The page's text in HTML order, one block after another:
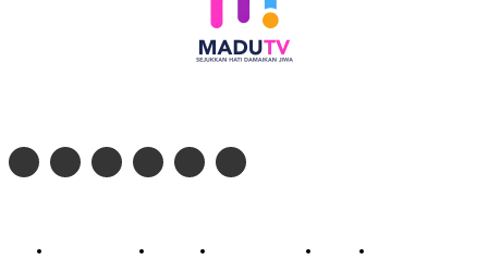
Profil Madu TV Redaksi Pedoman Siber Kontak